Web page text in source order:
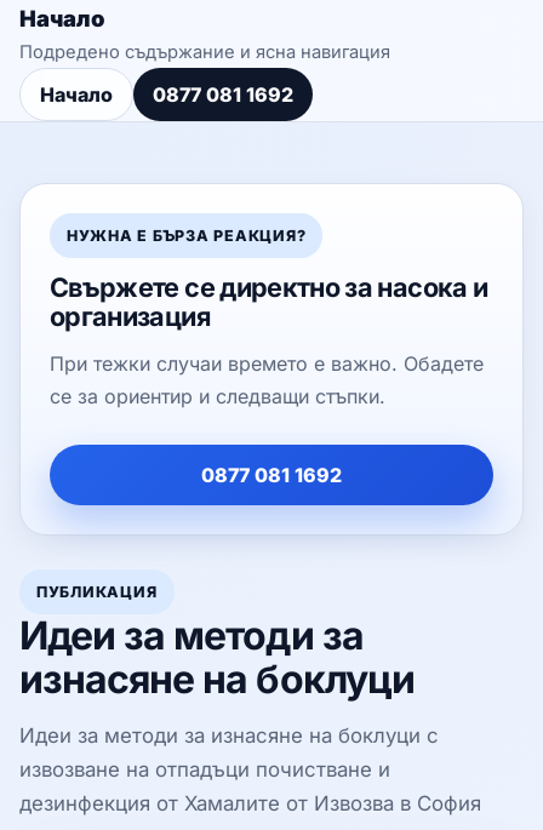
Начало
Подредено съдържание и ясна навигация
Начало 0877 081 1692
ПУБЛИКАЦИЯ
Идеи за методи за
изнасяне на боклуци
Идеи за методи за изнасяне на боклуци с
извозване на отпадъци почистване и
дезинфекция от Хамалите от Извозва в София
НУЖНА Е БЪРЗА РЕАКЦИЯ?
Свържете се директно за насока и
организация
При тежки случаи времето е важно. Обадете
се за ориентир и следващи стъпки.
0877 081 1692